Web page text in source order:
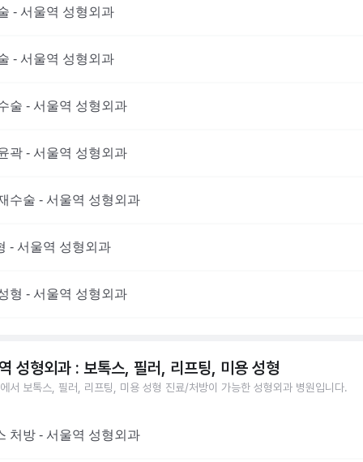
- 서울역 성형외과
- 서울역 성형외과
술 - 서울역 성형외과
곽 - 서울역 성형외과
수술 - 서울역 성형외과
- 서울역 성형외과
형 - 서울역 성형외과
성형외과 : 보톡스, 필러, 리프팅, 미용 성형
서 보톡스, 필러, 리프팅, 미용 성형 진료/처방이 가능한 성형외과 병원입니다.
처방 - 서울역 성형외과